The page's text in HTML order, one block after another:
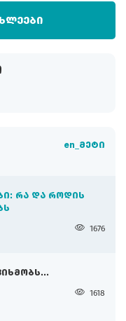
en_მეტი
ᲠᲐ ᲓᲐ ᲠᲝᲓᲘᲡ
1676
1618